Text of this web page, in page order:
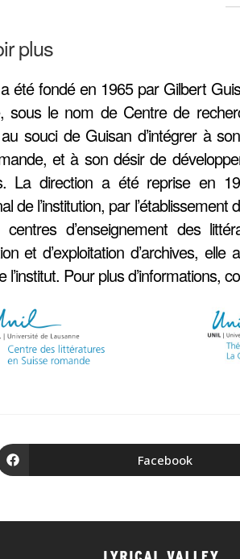
plus
été fondé en 1965 par Gilbert
sous le nom de Centre de
souci de Guisan d’intégrer à
et à son désir de
La direction a été reprise en
de l’institution, par
d’enseignement des
et d’exploitation d’archives,
l’institut. Pour plus d’informations,
Facebook